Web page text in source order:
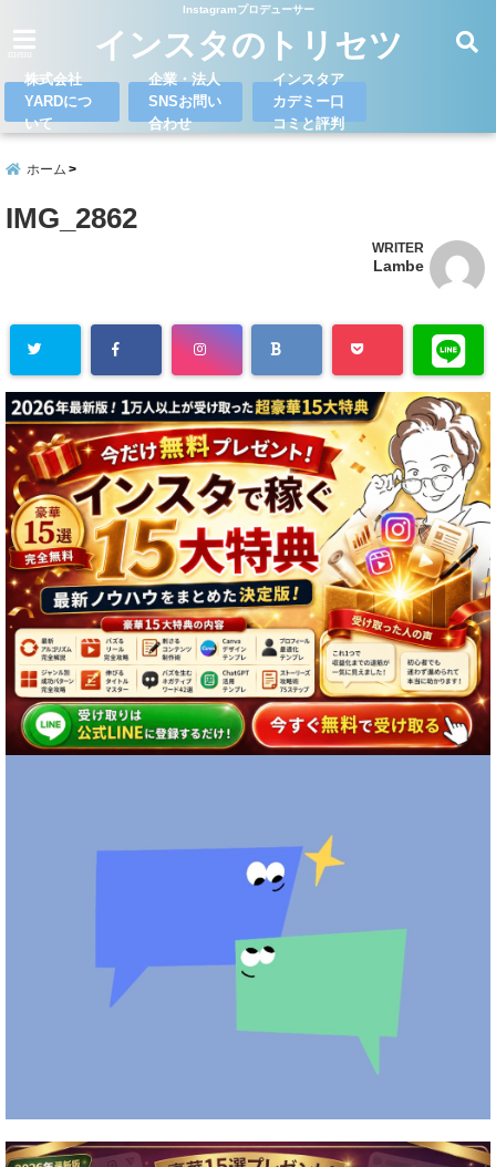
Instagramプロデューサー
インスタのトリセツ
株式会社
YARDにつ
いて
企業・法人
SNSお問い
合わせ
インスタア
カデミー口
コミと評判
ホーム
IMG_2862
WRITER
Lambe